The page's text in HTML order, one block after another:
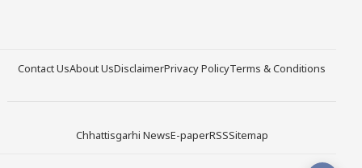
Contact UsAbout UsDisclaimerPrivacy PolicyTerms & Conditions
Chhattisgarhi NewsE-paperRSSSitemap